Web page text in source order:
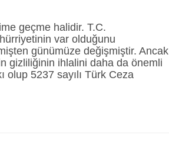
geçme halidir. T.C.
var olduğunu
günümüze değişmiştir. Ancak
gizliliğinin ihlalini daha da önemli
olup 5237 sayılı Türk Ceza